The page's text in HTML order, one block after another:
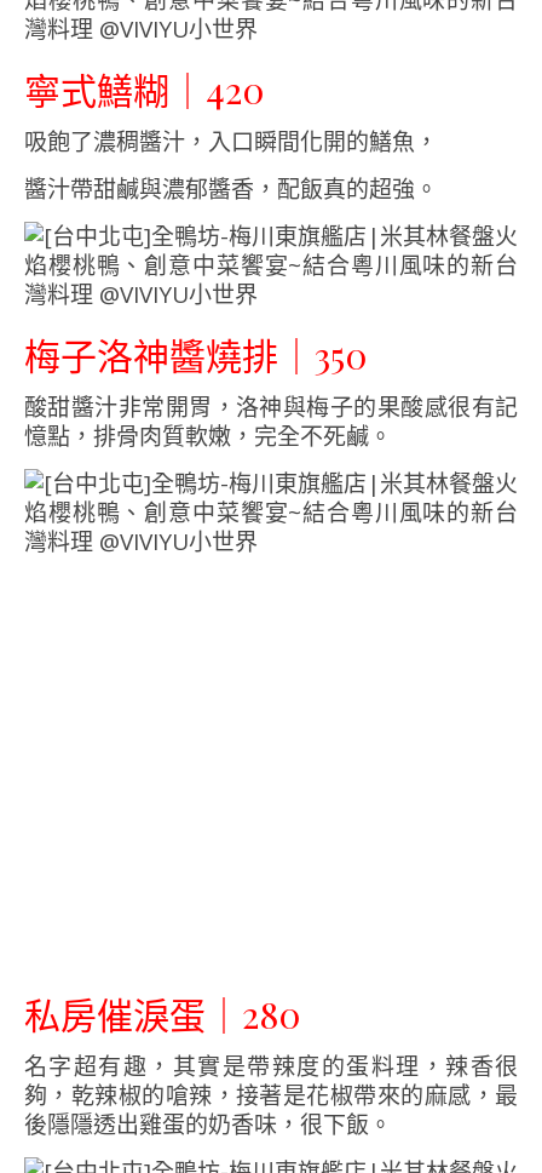
寧式鱔糊｜420
吸飽了濃稠醬汁，入口瞬間化開的鱔魚，
醬汁帶甜鹹與濃郁醬香，配飯真的超強。
梅子洛神醬燒排｜350
酸甜醬汁非常開胃，洛神與梅子的果酸感很有記
憶點，排骨肉質軟嫩，完全不死鹹。
私房催淚蛋｜280
名字超有趣，其實是帶辣度的蛋料理，辣香很
夠，乾辣椒的嗆辣，接著是花椒帶來的麻感，最
後隱隱透出雞蛋的奶香味，很下飯。